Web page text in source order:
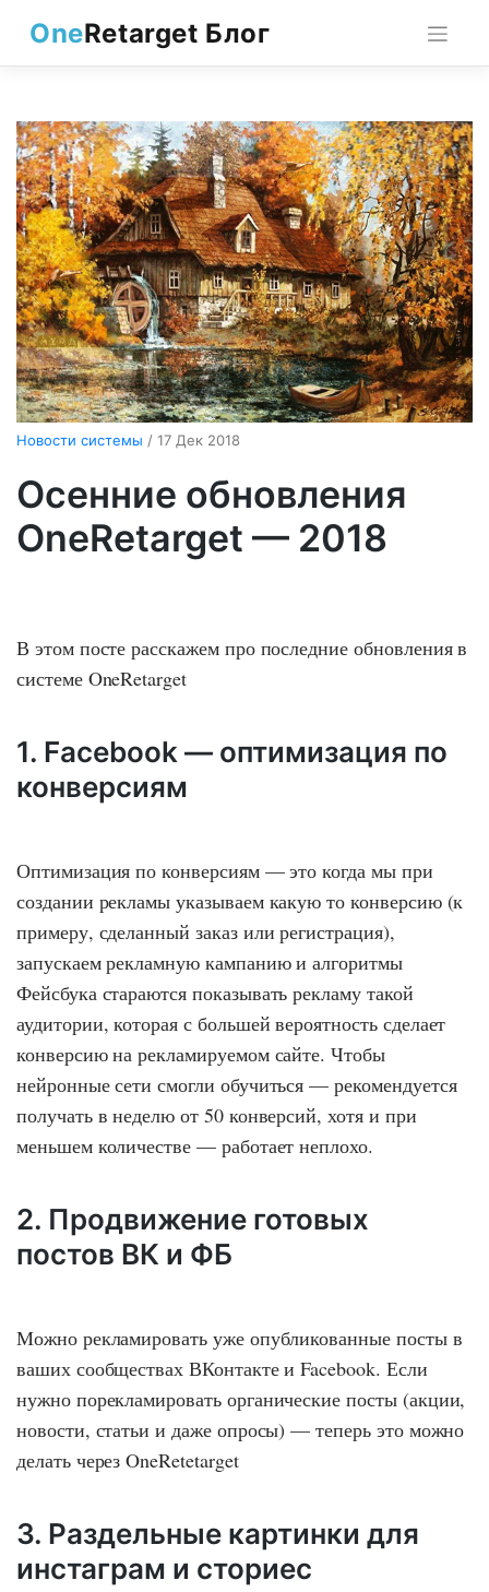
contentOneRetarget Блог
Новости системы / 17 Дек 2018
Осенние обновления
OneRetarget — 2018
В этом посте расскажем про последние обновления в
системе OneRetarget
1. Facebook — оптимизация по
конверсиям
Оптимизация по конверсиям — это когда мы при
создании рекламы указываем какую то конверсию (к
примеру, сделанный заказ или регистрация),
запускаем рекламную кампанию и алгоритмы
Фейсбука стараются показывать рекламу такой
аудитории, которая с большей вероятность сделает
конверсию на рекламируемом сайте. Чтобы
нейронные сети смогли обучиться — рекомендуется
получать в неделю от 50 конверсий, хотя и при
меньшем количестве — работает неплохо.
2. Продвижение готовых
постов ВК и ФБ
Можно рекламировать уже опубликованные посты в
ваших сообществах ВКонтакте и Facebook. Если
нужно порекламировать органические посты (акции,
новости, статьи и даже опросы) — теперь это можно
делать через OneRetetarget
3. Раздельные картинки для
инстаграм и сториес